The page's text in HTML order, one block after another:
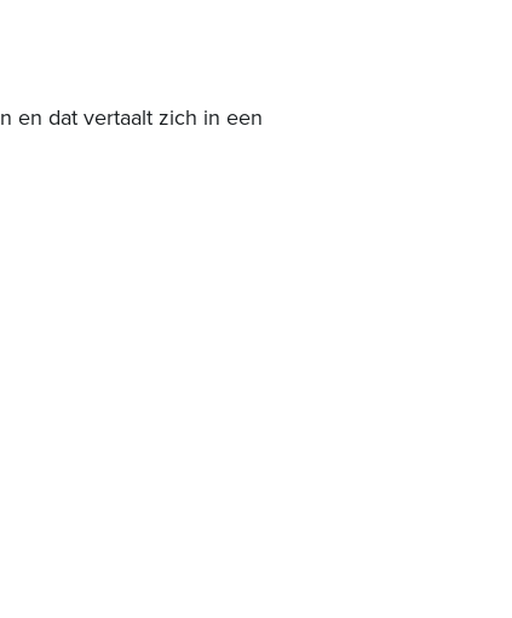
en dat vertaalt zich in een